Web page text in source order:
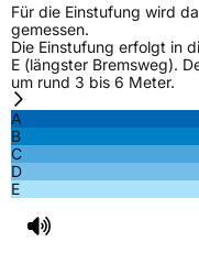
Für die Einstufung wird
gemessen.
Die Einstufung erfolgt in
E (längster Bremsweg).
um rund 3 bis 6 Meter.
A
B
C
D
E